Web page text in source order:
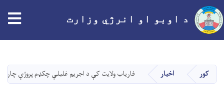
دانګل
د اوبو او انرژي وزارت
کور اخبار فاریاب ولایت کې د اجریم غلبلې چکډم پروژې چارې ۹۰ سلنه پرمخ تللې دي